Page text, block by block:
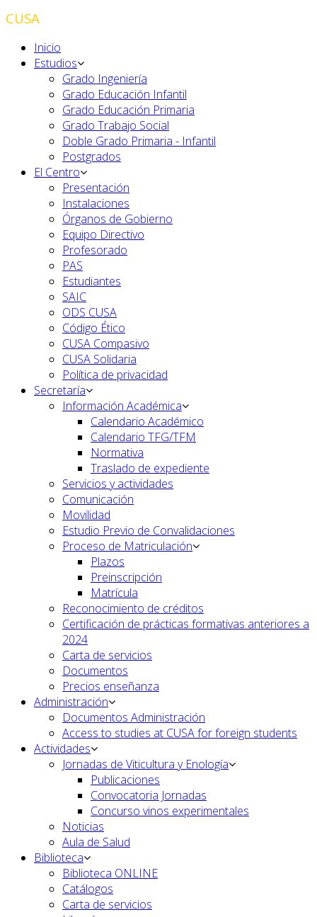
CUSA
Inicio
Estudios
Grado Ingeniería
Grado Educación Infantil
Grado Educación Primaria
Grado Trabajo Social
Doble Grado Primaria - Infantil
Postgrados
El Centro
Presentación
Instalaciones
Órganos de Gobierno
Equipo Directivo
Profesorado
PAS
Estudiantes
SAIC
ODS CUSA
Código Ético
CUSA Compasivo
CUSA Solidaria
Política de privacidad
Secretaría
Información Académica
Calendario Académico
Calendario TFG/TFM
Normativa
Traslado de expediente
Servicios y actividades
Comunicación
Movilidad
Estudio Previo de Convalidaciones
Proceso de Matriculación
Plazos
Preinscripción
Matrícula
Reconocimiento de créditos
Certificación de prácticas formativas anteriores a
2024
Carta de servicios
Documentos
Precios enseñanza
Administración
Documentos Administración
Access to studies at CUSA for foreign students
Actividades
Jornadas de Viticultura y Enología
Publicaciones
Convocatoria Jornadas
Concurso vinos experimentales
Noticias
Aula de Salud
Biblioteca
Biblioteca ONLINE
Catálogos
Carta de servicios